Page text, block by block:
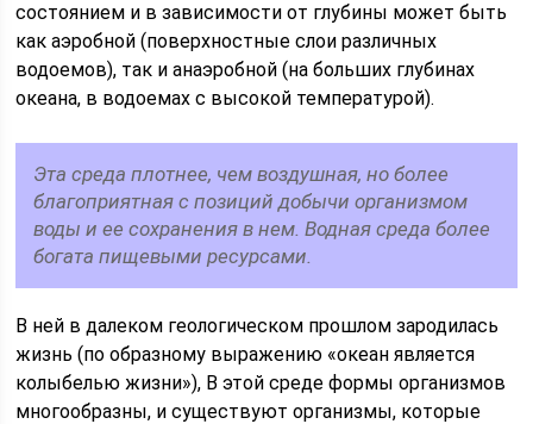
состоянием и в зависимости от глубины может быть
как аэробной (поверхностные слои различных
водоемов), так и анаэробной (на больших глубинах
океана, в водоемах с высокой температурой).
Эта среда плотнее, чем воздушная, но более
благоприятная с позиций добычи организмом
воды и ее сохранения в нем. Водная среда более
богата пищевыми ресурсами.
В ней в далеком геологическом прошлом зародилась
жизнь (по образному выражению «океан является
колыбелью жизни»), В этой среде формы организмов
многообразны, и существуют организмы, которые